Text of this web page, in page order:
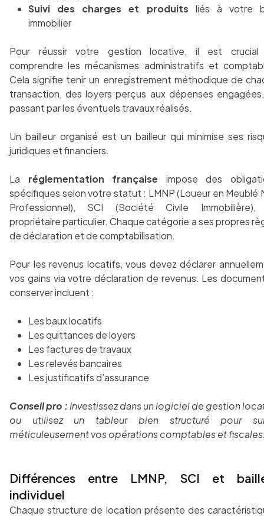
Suivi des charges et produits liés à votre
immobilier
Pour réussir votre gestion locative, il est
comprendre les mécanismes administratifs et
Cela signifie tenir un enregistrement méthodique de
transaction, des loyers perçus aux dépenses
passant par les éventuels travaux réalisés.
Un bailleur organisé est un bailleur qui minimise ses
juridiques et financiers.
La réglementation française impose des
spécifiques selon votre statut : LMNP (Loueur en Meublé
Professionnel), SCI (Société Civile
propriétaire particulier. Chaque catégorie a ses propres
de déclaration et de comptabilisation.
Pour les revenus locatifs, vous devez déclarer
vos gains via votre déclaration de revenus. Les
conserver incluent :
Les baux locatifs
Les quittances de loyers
Les factures de travaux
Les relevés bancaires
Les justificatifs d’assurance
Conseil pro : Investissez dans un logiciel de gestion
ou utilisez un tableur bien structuré pour
méticuleusement vos opérations comptables et
Différences entre LMNP, SCI et
individuel
Chaque structure de location présente des